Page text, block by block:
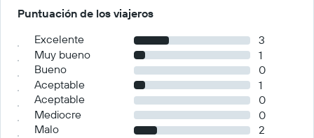
Puntuación de los viajeros
Excelente
3
Muy bueno
1
Bueno
0
Aceptable
1
Aceptable
0
Mediocre
0
Malo
2